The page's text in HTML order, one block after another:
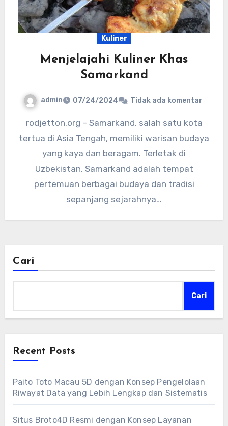
Kuliner
Menjelajahi Kuliner Khas
Samarkand
admin 07/24/2024 Tidak ada komentar
rodjetton.org – Samarkand, salah satu kota
tertua di Asia Tengah, memiliki warisan budaya
yang kaya dan beragam. Terletak di
Uzbekistan, Samarkand adalah tempat
pertemuan berbagai budaya dan tradisi
sepanjang sejarahnya…
Cari
Cari
Recent Posts
Paito Toto Macau 5D dengan Konsep Pengelolaan
Riwayat Data yang Lebih Lengkap dan Sistematis
Situs Broto4D Resmi dengan Konsep Layanan